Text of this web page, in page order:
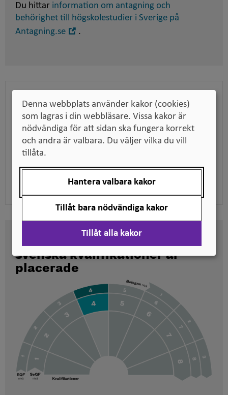
Du hittar information om antagning och
behörighet till högskolestudier i Sverige på
Antagning.se
.
Bedömningen som pdf
Ladda ner bedömningen för att till exempel kunna
skicka den till en arbetsgivare när du söker jobb,
tillsammans med dina utbildningsdokument.
Ladda ner pdf
svenska kvalifikationer är
placerade
Denna webbplats använder kakor (cookies)
som lagras i din webbläsare. Vissa kakor är
nödvändiga för att sidan ska fungera korrekt
och andra är valbara. Du väljer vilka du vill
tillåta.
Hantera valbara kakor
Tillåt bara nödvändiga kakor
Tillåt alla kakor